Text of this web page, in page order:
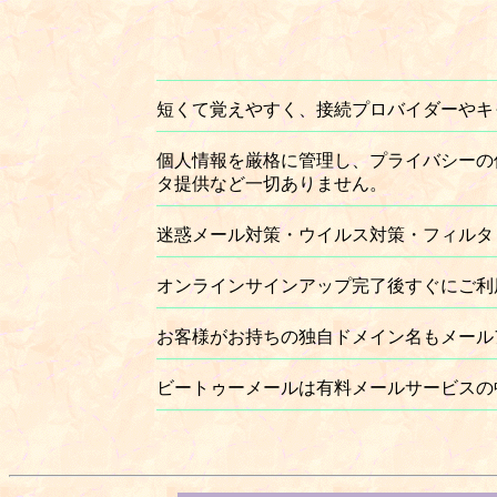
短くて覚えやすく、接続プロバイダーや
個人情報を厳格に管理し、プライバシー
タ提供など一切ありません。
迷惑メール対策・ウイルス対策・フィル
オンラインサインアップ完了後すぐにご
お客様がお持ちの独自ドメイン名もメー
ビートゥーメールは有料メールサービス